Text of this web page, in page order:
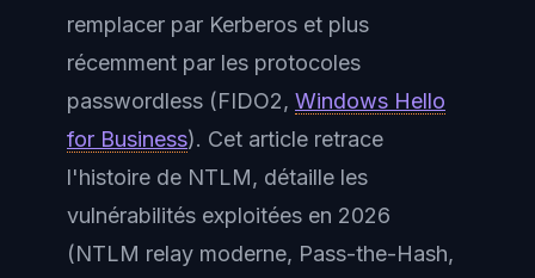
remplacer par Kerberos et plus
récemment par les protocoles
passwordless (FIDO2, Windows Hello
for Business). Cet article retrace
l'histoire de NTLM, détaille les
vulnérabilités exploitées en 2026
(NTLM relay moderne, Pass-the-Hash,